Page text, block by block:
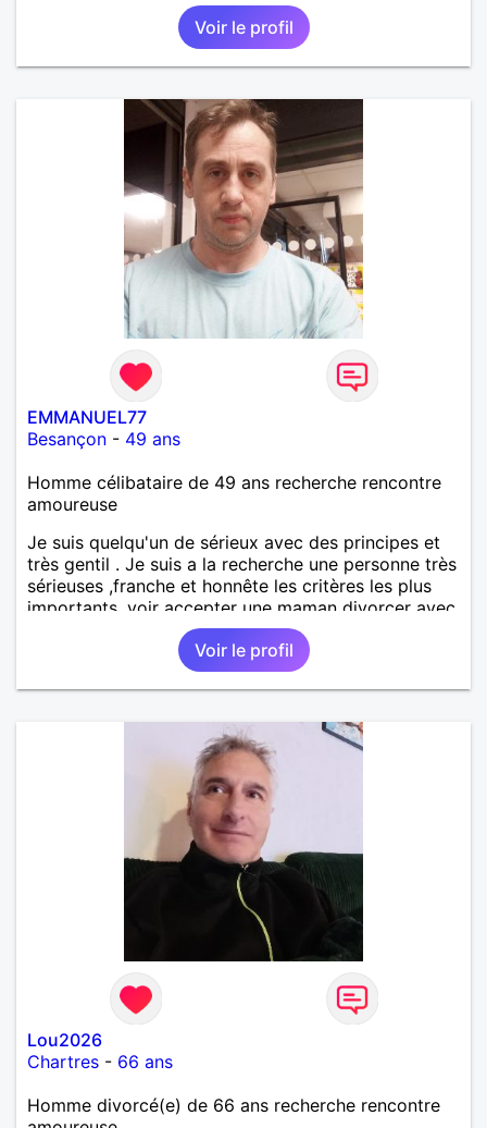
Voir le profil
EMMANUEL77
Besançon - 49 ans
Homme célibataire de 49 ans recherche rencontre
amoureuse
Je suis quelqu'un de sérieux avec des principes et
très gentil . Je suis a la recherche une personne très
sérieuses ,franche et honnête les critères les plus
importants, voir accepter une maman divorcer avec
son enfant il n y a aucun problème. S' abstenir au
personne non sérieuse merci. Recherche dans un
premier temps dialogue et apprendre à connaître la
personne puis dans un deuxième temps relation plus
professionnelle et agent de sécurité privée et
agents SIAP1. ET télésurveillance et vidéo
protection dans les casino supermarché. en CDI
Mes passions. Sont la robotique ,vtt ,Echeque
,astronomie . Service militaire belfort 35 régiment d
infanterie et engager sur 5 ans.de (1998 a 2003.)
Divers je fait en moyenne 6 km de marche par jour
a pieds. A la fin de mon travail a mon domicile. J 'ai
un rêve cet de construire une vie a deux en
harmonie. Si je pourrais lui décrocher la lune je le
ferais. A chaque fois que je vois un beau ciel étoilé
je rêve d' être avec quelqu'un.
Voir le profil
Lou2026
Chartres - 66 ans
Homme divorcé(e) de 66 ans recherche rencontre